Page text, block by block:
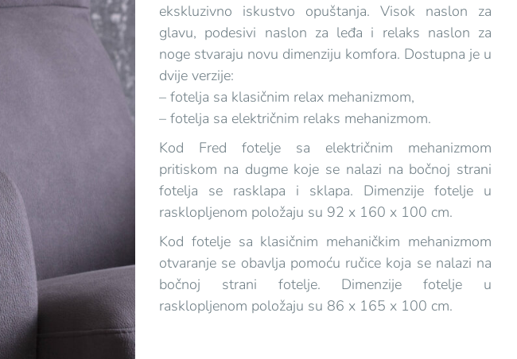
ekskluzivno iskustvo opuštanja. Visok naslon za
glavu, podesivi naslon za leđa i relaks naslon za
noge stvaraju novu dimenziju komfora. Dostupna je u
dvije verzije:
– fotelja sa klasičnim relax mehanizmom,
– fotelja sa električnim relaks mehanizmom.
Kod Fred fotelje sa električnim mehanizmom
pritiskom na dugme koje se nalazi na bočnoj strani
fotelja se rasklapa i sklapa. Dimenzije fotelje u
rasklopljenom položaju su 92 x 160 x 100 cm.
Kod fotelje sa klasičnim mehaničkim mehanizmom
otvaranje se obavlja pomoću ručice koja se nalazi na
bočnoj strani fotelje. Dimenzije fotelje u
rasklopljenom položaju su 86 x 165 x 100 cm.